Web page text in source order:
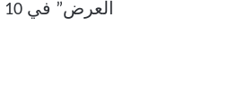
العرض” في Windows 10 و11.